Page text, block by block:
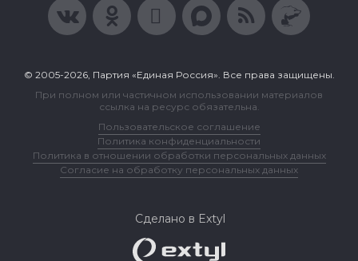
© 2005-2026, Партия «Единая Россия». Все права защищены.
При полном или частичном использовании материалов
ссылка на ресурс обязательна.
Пользовательское соглашение
Политика конфиденциальности
Политика в отношении обработки персональных данных
Согласие на обработку персональных данных
Сделано в Extyl